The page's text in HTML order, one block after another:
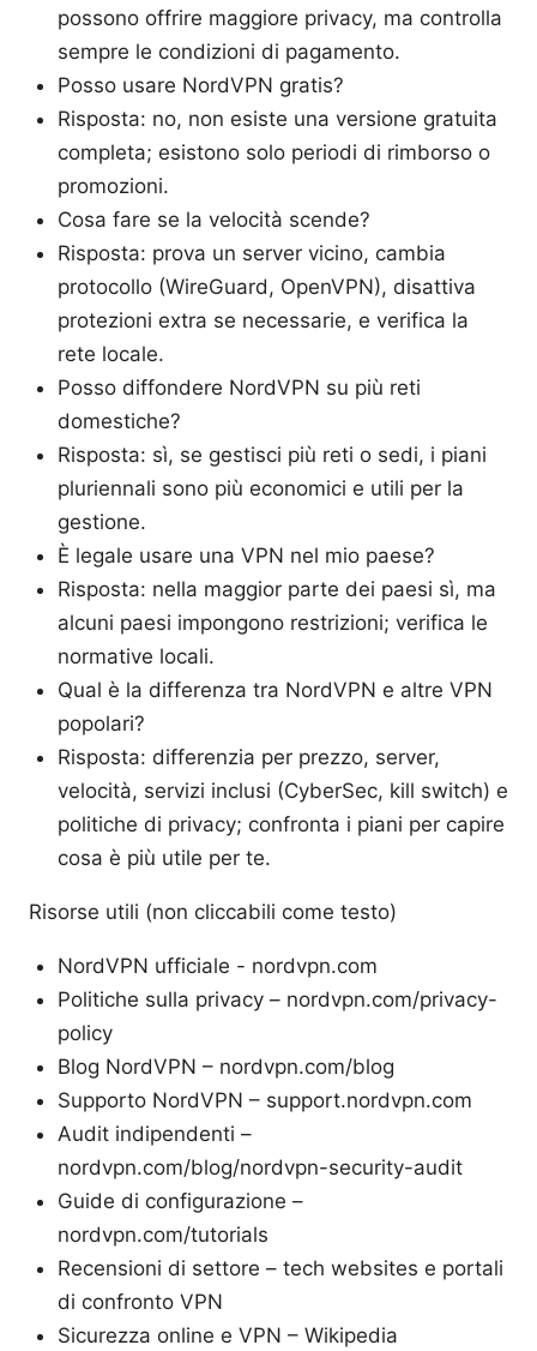
possono offrire maggiore privacy, ma controlla
sempre le condizioni di pagamento.
Posso usare NordVPN gratis?
Risposta: no, non esiste una versione gratuita
completa; esistono solo periodi di rimborso o
promozioni.
Cosa fare se la velocità scende?
Risposta: prova un server vicino, cambia
protocollo (WireGuard, OpenVPN), disattiva
protezioni extra se necessarie, e verifica la
rete locale.
Posso diffondere NordVPN su più reti
domestiche?
Risposta: sì, se gestisci più reti o sedi, i piani
pluriennali sono più economici e utili per la
gestione.
È legale usare una VPN nel mio paese?
Risposta: nella maggior parte dei paesi sì, ma
alcuni paesi impongono restrizioni; verifica le
normative locali.
Qual è la differenza tra NordVPN e altre VPN
popolari?
Risposta: differenzia per prezzo, server,
velocità, servizi inclusi (CyberSec, kill switch) e
politiche di privacy; confronta i piani per capire
cosa è più utile per te.
Risorse utili (non cliccabili come testo)
NordVPN ufficiale - nordvpn.com
Politiche sulla privacy – nordvpn.com/privacy-
policy
Blog NordVPN – nordvpn.com/blog
Supporto NordVPN – support.nordvpn.com
Audit indipendenti –
nordvpn.com/blog/nordvpn-security-audit
Guide di configurazione –
nordvpn.com/tutorials
Recensioni di settore – tech websites e portali
di confronto VPN
Sicurezza online e VPN – Wikipedia